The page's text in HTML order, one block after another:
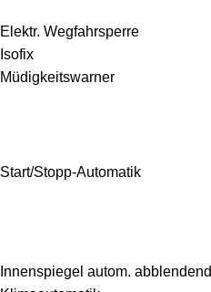
Elektr. Wegfahrsperre
Isofix
Müdigkeitswarner
Start/Stopp-Automatik
Innenspiegel autom. abblendend